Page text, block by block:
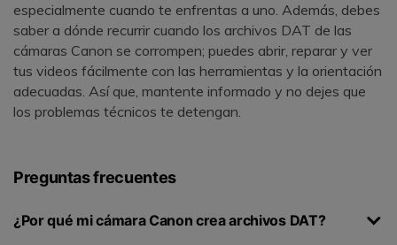
especialmente cuando te enfrentas a uno. Además, debes
saber a dónde recurrir cuando los archivos DAT de las
cámaras Canon se corrompen; puedes abrir, reparar y ver
tus videos fácilmente con las herramientas y la orientación
adecuadas. Así que, mantente informado y no dejes que
los problemas técnicos te detengan.
Preguntas frecuentes
¿Por qué mi cámara Canon crea archivos DAT?